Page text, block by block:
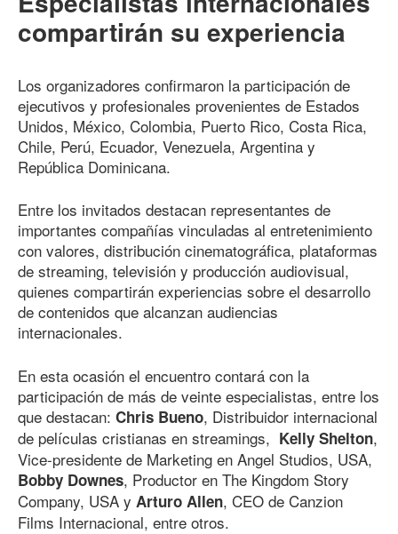
compartirán su experiencia
Los organizadores confirmaron la participación de
ejecutivos y profesionales provenientes de Estados
Unidos, México, Colombia, Puerto Rico, Costa Rica,
Chile, Perú, Ecuador, Venezuela, Argentina y
República Dominicana.
Entre los invitados destacan representantes de
importantes compañías vinculadas al entretenimiento
con valores, distribución cinematográfica, plataformas
de streaming, televisión y producción audiovisual,
quienes compartirán experiencias sobre el desarrollo
de contenidos que alcanzan audiencias
internacionales.
En esta ocasión el encuentro contará con la
participación de más de veinte especialistas, entre los
que destacan: Chris Bueno, Distribuidor internacional
de películas cristianas en streamings, Kelly Shelton,
Vice-presidente de Marketing en Angel Studios, USA,
Bobby Downes, Productor en The Kingdom Story
Company, USA y Arturo Allen, CEO de Canzion
Films Internacional, entre otros.